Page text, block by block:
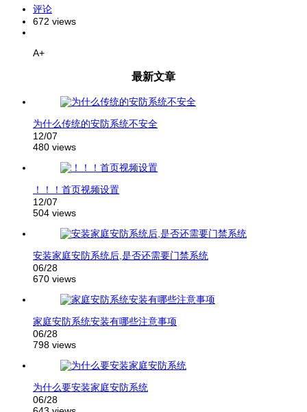
评论
672 views
A+
最新文章
为什么传统的安防系统不安全
12/07
480 views
！！！首页视频设置
12/07
504 views
安装家庭安防系统后,是否还需要门禁系统
06/28
670 views
家庭安防系统安装有哪些注意事项
06/28
798 views
为什么要安装家庭安防系统
06/28